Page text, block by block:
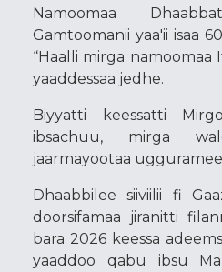
Namoomaa
Gamtoomanii yaa'ii isaa
“Haalli mirga namoomaa
yaaddessaa jedhe.
Biyyatti keessatti
ibsachuu, mirga
jaarmayootaa
Dhaabbilee siiviilii fi
doorsifamaa jiranitti
bara 2026 keessa
yaaddoo qabu ibsu